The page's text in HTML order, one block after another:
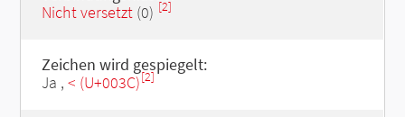
Nicht versetzt(0) [2]
Zeichen wird gespiegelt:
Ja , < (U+003C)[2]